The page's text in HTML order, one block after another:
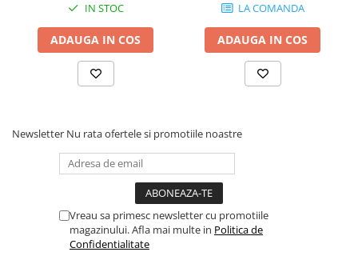
Cabluri de Alimentare
Case-uri de lumini
Comenzi si controllere
Masini de fum si ceata
Mixere DMX
Proiectoare
Scene şi Ring-uri de Dans
IN STOC
ADAUGA IN COS
LA COMANDA
ADAUGA IN COS
Newsletter Nu rata ofertele si promotiile noastre
Vreau sa primesc newsletter cu promotiile
magazinului. Afla mai multe in Politica de
Confidentialitate